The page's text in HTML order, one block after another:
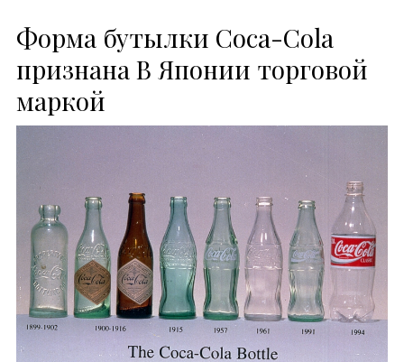
Форма бутылки Coca-Cola
признана В Японии торговой
маркой